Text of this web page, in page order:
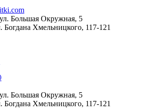
Большая Окружная, 5
Богдана Хмельницкого, 117-121
Большая Окружная, 5
Богдана Хмельницкого, 117-121